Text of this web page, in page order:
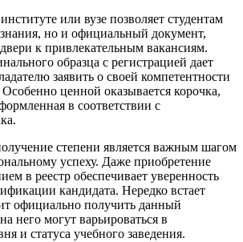
или вузе позволяет студентам
но и официальный документ,
к привлекательным вакансиям.
образца с регистрацией дает
заявить о своей компетентности
ценной оказывается корочка,
в соответствии с
степени является важным шагом
успеху. Даже приобретение
в реестр обеспечивает уверенность
кандидата. Нередко встает
официально получить данный
него могут варьироваться в
и статуса учебного заведения.